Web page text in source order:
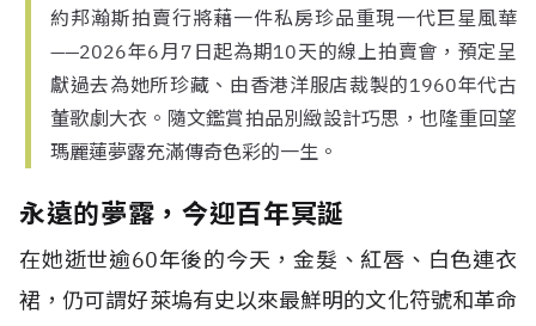
約邦瀚斯拍賣行將藉一件私房珍品重現一代巨星風華
——2026年6月7日起為期10天的線上拍賣會，預定呈
獻過去為她所珍藏、由香港洋服店裁製的1960年代古
董歌劇大衣。隨文鑑賞拍品別緻設計巧思，也隆重回望
瑪麗蓮夢露充滿傳奇色彩的一生。
永遠的夢露，今迎百年冥誕
在她逝世逾60年後的今天，金髮、紅唇、白色連衣
裙，仍可謂好萊塢有史以來最鮮明的文化符號和革命